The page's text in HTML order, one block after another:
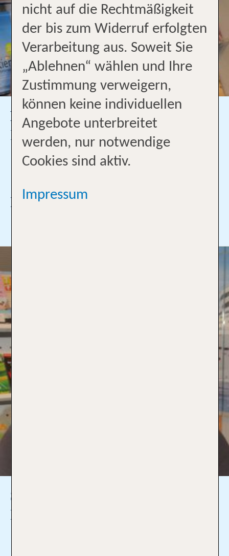
Ralf Heller
Inhaber
09391/1024
Ich bin Profi für:
Sabine Sebert
Büroleiterin
nicht auf die Rechtmäßigkeit
der bis zum Widerruf erfolgten
Verarbeitung aus. Soweit Sie
„Ablehnen“ wählen und Ihre
Zustimmung verweigern,
können keine individuellen
Angebote unterbreitet
werden, nur notwendige
Cookies sind aktiv.
Impressum